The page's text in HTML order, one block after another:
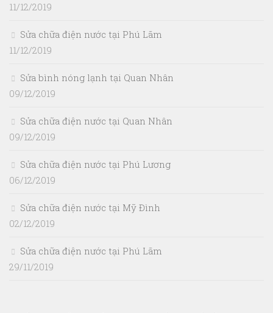
11/12/2019
Sửa chữa điện nước tại Phú Lãm
11/12/2019
Sửa bình nóng lạnh tại Quan Nhân
09/12/2019
Sửa chữa điện nước tại Quan Nhân
09/12/2019
Sửa chữa điện nước tại Phú Lương
06/12/2019
Sửa chữa điện nước tại Mỹ Đình
02/12/2019
Sửa chữa điện nước tại Phú Lãm
29/11/2019